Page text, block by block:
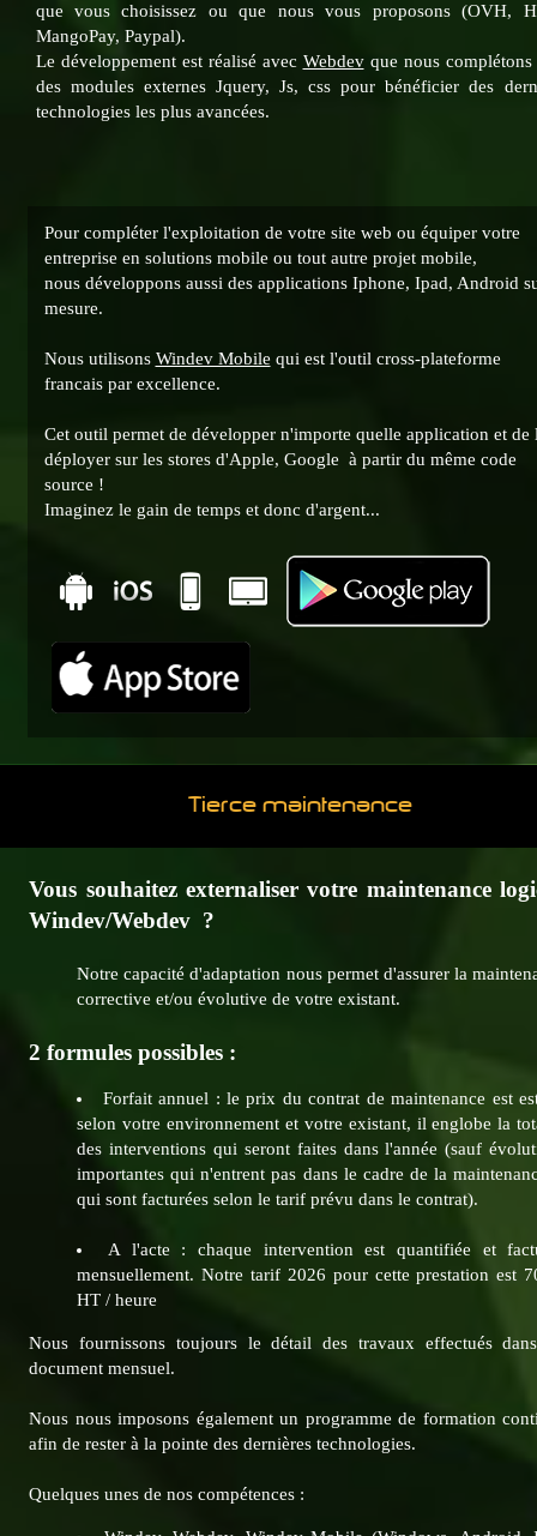
que vous choisissez ou que nous vous proposons (OVH,
MangoPay, Paypal).
Le développement est réalisé avec Webdevque nous complétons
des modules externes Jquery, Js, css pour bénéficier des
technologies les plus avancées.
Pour compléter l'exploitation de votre site web ou équiper votre
entreprise en solutions mobile ou tout autre projet mobile,
nous développons aussi des applications Iphone, Ipad, Android
mesure.
Nous utilisons Windev Mobile qui est l'outil cross-plateforme
francais par excellence.
Cet outil permet de développer n'importe quelle application et de
déployer sur les stores d'Apple, Google à partir du même code
source !
Imaginez le gain de temps et donc d'argent...
Tierce maintenance
Vous souhaitez externaliser votre maintenance
Windev/Webdev ?
Notre capacité d'adaptation nous permet d'assurer la
corrective et/ou évolutive de votre existant.
2 formules possibles :
Forfait annuel : le prix du contrat de maintenance est
selon votre environnement et votre existant, il englobe la
des interventions qui seront faites dans l'année (sauf
importantes qui n'entrent pas dans le cadre de la
qui sont facturées selon le tarif prévu dans le contrat).
A l'acte : chaque intervention est quantifiée et
mensuellement. Notre tarif 2026 pour cette prestation est
HT / heure
Nous fournissons toujours le détail des travaux effectués
document mensuel.
Nous nous imposons également un programme de formation
afin de rester à la pointe des dernières technologies.
Quelques unes de nos compétences :